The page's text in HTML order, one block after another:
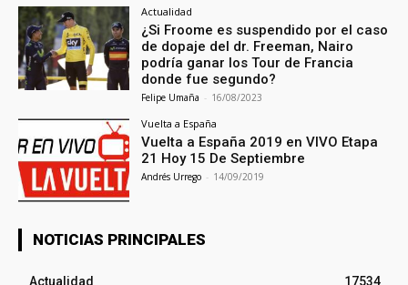
Actualidad
¿Si Froome es suspendido por el caso
de dopaje del dr. Freeman, Nairo
podría ganar los Tour de Francia
donde fue segundo?
Felipe Umaña - 16/08/2023
Vuelta a España
Vuelta a España 2019 en VIVO Etapa
21 Hoy 15 De Septiembre
Andrés Urrego - 14/09/2019
NOTICIAS PRINCIPALES
Actualidad 17534